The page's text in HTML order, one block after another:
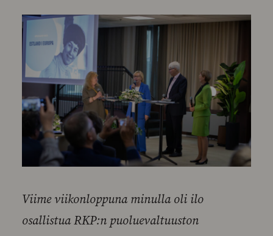
Viime viikonloppuna minulla oli ilo
osallistua RKP:n puoluevaltuuston